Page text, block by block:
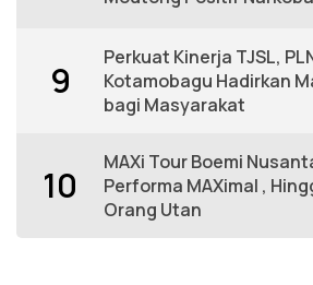
9
Perkuat Kinerja TJSL,
Kotamobagu Hadirkan
bagi Masyarakat
10
MAXi Tour Boemi
Performa MAXimal ,
Orang Utan